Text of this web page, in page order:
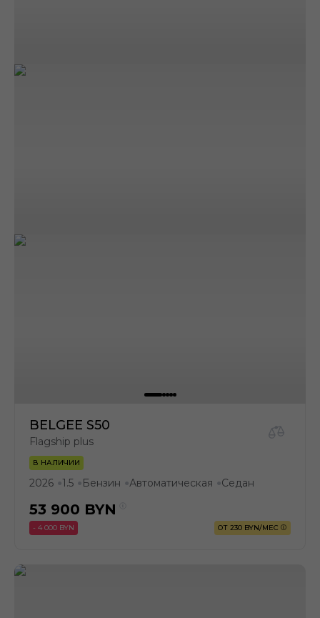
BELGEE S50
Flagship plus
В НАЛИЧИИ
2026 ●1.5 ● Бензин ●Автоматическая ●Седан
53 900 BYN
- 4 000 BYN ОТ 230 BYN/МЕС